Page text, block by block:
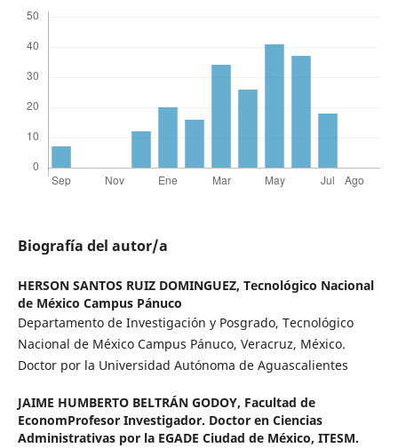
Biografía del autor/a
HERSON SANTOS RUIZ DOMINGUEZ, Tecnológico Nacional
de México Campus Pánuco
Departamento de Investigación y Posgrado, Tecnológico
Nacional de México Campus Pánuco, Veracruz, México.
Doctor por la Universidad Autónoma de Aguascalientes
JAIME HUMBERTO BELTRÁN GODOY, Facultad de
EconomProfesor Investigador. Doctor en Ciencias
Administrativas por la EGADE Ciudad de México, ITESM.